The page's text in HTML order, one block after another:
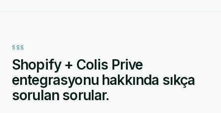
SSS
Shopify + Colis Prive
entegrasyonu hakkında sıkça
sorulan sorular.